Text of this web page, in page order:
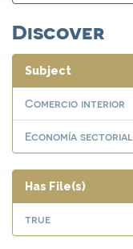
Discover
Subject
Comercio interior
Economía sectorial
Has File(s)
true